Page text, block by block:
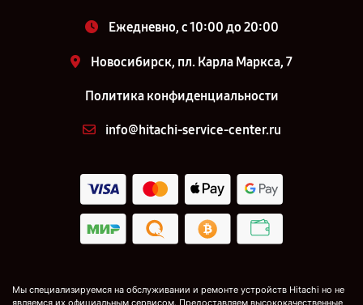
Ежедневно, с 10:00 до 20:00
Новосибирск, пл. Карла Маркса, 7
Политика конфиденциальности
info@hitachi-service-center.ru
Мы специализируемся на обслуживании и ремонте устройств Hitachi но не